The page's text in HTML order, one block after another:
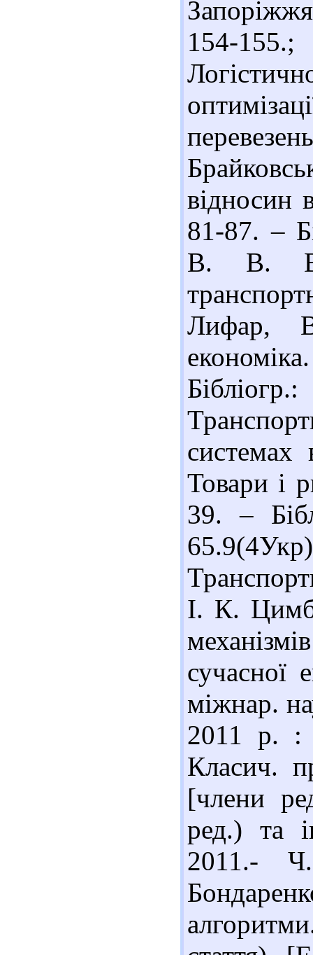
154-
81-87. –
В. В.
Лифар,
системах
Товари і
39. –
І. К.
сучасної
міжнар.
2011 р. :
Класич.
[члени
ред.) та
2011.-